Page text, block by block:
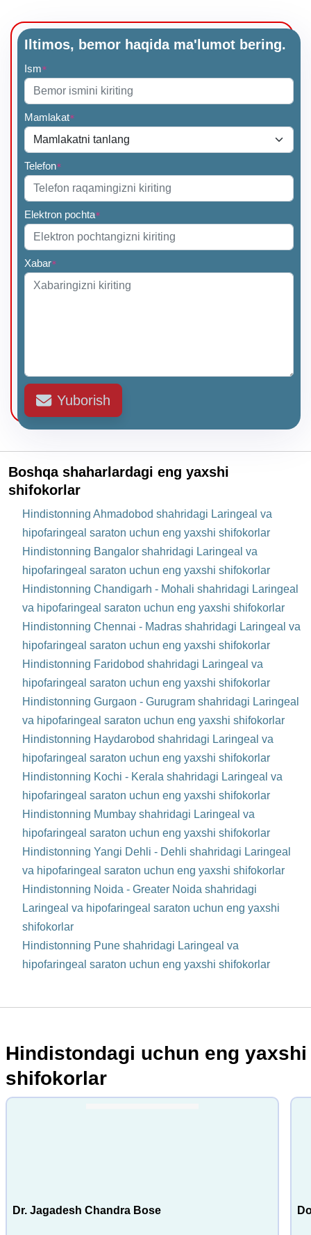
Iltimos, bemor haqida ma'lumot bering.
Ism*
Mamlakat*
Telefon*
Elektron pochta*
Xabar*
Yuborish
Boshqa shaharlardagi eng yaxshi
shifokorlar
Hindistonning Ahmadobod shahridagi Laringeal va
hipofaringeal saraton uchun eng yaxshi shifokorlar
Hindistonning Bangalor shahridagi Laringeal va
hipofaringeal saraton uchun eng yaxshi shifokorlar
Hindistonning Chandigarh - Mohali shahridagi Laringeal
va hipofaringeal saraton uchun eng yaxshi shifokorlar
Hindistonning Chennai - Madras shahridagi Laringeal va
hipofaringeal saraton uchun eng yaxshi shifokorlar
Hindistonning Faridobod shahridagi Laringeal va
hipofaringeal saraton uchun eng yaxshi shifokorlar
Hindistonning Gurgaon - Gurugram shahridagi Laringeal
va hipofaringeal saraton uchun eng yaxshi shifokorlar
Hindistonning Haydarobod shahridagi Laringeal va
hipofaringeal saraton uchun eng yaxshi shifokorlar
Hindistonning Kochi - Kerala shahridagi Laringeal va
hipofaringeal saraton uchun eng yaxshi shifokorlar
Hindistonning Mumbay shahridagi Laringeal va
hipofaringeal saraton uchun eng yaxshi shifokorlar
Hindistonning Yangi Dehli - Dehli shahridagi Laringeal
va hipofaringeal saraton uchun eng yaxshi shifokorlar
Hindistonning Noida - Greater Noida shahridagi
Laringeal va hipofaringeal saraton uchun eng yaxshi
shifokorlar
Hindistonning Pune shahridagi Laringeal va
hipofaringeal saraton uchun eng yaxshi shifokorlar
Hindistondagi uchun eng yaxshi
shifokorlar
Dr. Jagadesh Chandra Bose